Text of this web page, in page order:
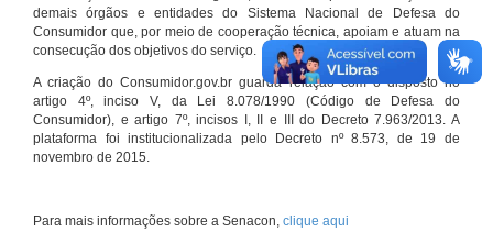
demais órgãos e entidades do Sistema Nacional de Defesa do
Consumidor que, por meio de cooperação técnica, apoiam e atuam na
consecução dos objetivos do serviço.
A criação do Consumidor.gov.br guarda relação com o disposto no
artigo 4º, inciso V, da Lei 8.078/1990 (Código de Defesa do
Consumidor), e artigo 7º, incisos I, II e III do Decreto 7.963/2013. A
plataforma foi institucionalizada pelo Decreto nº 8.573, de 19 de
novembro de 2015.
Para mais informações sobre a Senacon, clique aqui